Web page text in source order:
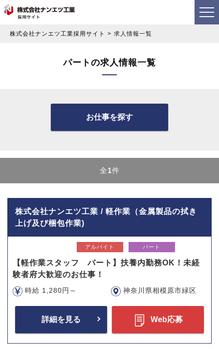
株式会社ナンエツ工業採用サイト 求人情報一覧
パートの求人情報一覧
お仕事を探す
全1件
株式会社ナンエツ工業 / 軽作業（金属製品の拭き
上げ及び梱包作業)
アルバイト パート
【軽作業スタッフ パート】扶養内勤務OK！未経
験者府大歓迎のお仕事！
時給 1,280円～ 神奈川県相模原市緑区
詳細を見る Web応募